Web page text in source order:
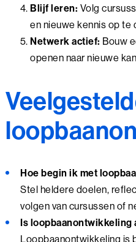
Blijf leren: Volg
en nieuwe kennis op te
Netwerk actief: Bouw
openen naar nieuwe
Hoe begin ik met
Stel heldere doelen,
volgen van cursussen of
Is loopbaanontwikkeling
Loopbaanontwikkeling is